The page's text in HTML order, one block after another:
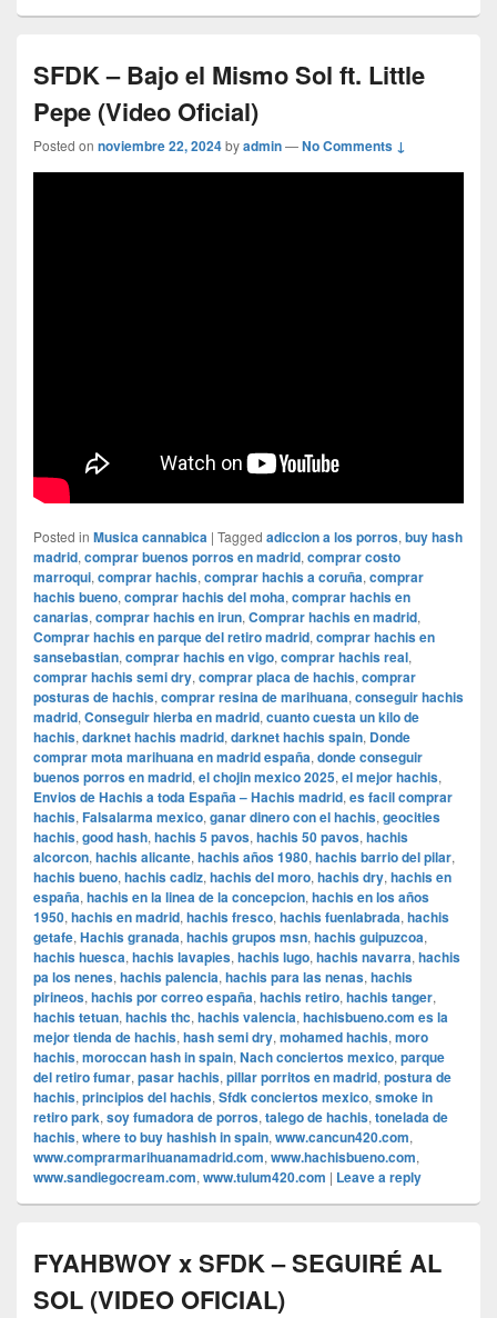
SFDK – Bajo el Mismo Sol ft. Little
Pepe (Video Oficial)
Posted on noviembre 22, 2024byadmin—No Comments ↓
Posted in Musica cannabica | Tagged adiccion a los porros, buy hash
madrid, comprar buenos porros en madrid, comprar costo
marroqui, comprar hachis, comprar hachis a coruña, comprar
hachis bueno, comprar hachis del moha, comprar hachis en
canarias, comprar hachis en irun, Comprar hachis en madrid,
Comprar hachis en parque del retiro madrid, comprar hachis en
sansebastian, comprar hachis en vigo, comprar hachis real,
comprar hachis semi dry, comprar placa de hachis, comprar
posturas de hachis, comprar resina de marihuana, conseguir hachis
madrid, Conseguir hierba en madrid, cuanto cuesta un kilo de
hachis, darknet hachis madrid, darknet hachis spain, Donde
comprar mota marihuana en madrid españa, donde conseguir
buenos porros en madrid, el chojin mexico 2025, el mejor hachis,
Envios de Hachis a toda España – Hachis madrid, es facil comprar
hachis, Falsalarma mexico, ganar dinero con el hachis, geocities
hachis, good hash, hachis 5 pavos, hachis 50 pavos, hachis
alcorcon, hachis alicante, hachis años 1980, hachis barrio del pilar,
hachis bueno, hachis cadiz, hachis del moro, hachis dry, hachis en
españa, hachis en la linea de la concepcion, hachis en los años
1950, hachis en madrid, hachis fresco, hachis fuenlabrada, hachis
getafe, Hachis granada, hachis grupos msn, hachis guipuzcoa,
hachis huesca, hachis lavapies, hachis lugo, hachis navarra, hachis
pa los nenes, hachis palencia, hachis para las nenas, hachis
pirineos, hachis por correo españa, hachis retiro, hachis tanger,
hachis tetuan, hachis thc, hachis valencia, hachisbueno.com es la
mejor tienda de hachis, hash semi dry, mohamed hachis, moro
hachis, moroccan hash in spain, Nach conciertos mexico, parque
del retiro fumar, pasar hachis, pillar porritos en madrid, postura de
hachis, principios del hachis, Sfdk conciertos mexico, smoke in
retiro park, soy fumadora de porros, talego de hachis, tonelada de
hachis, where to buy hashish in spain, www.cancun420.com,
www.comprarmarihuanamadrid.com, www.hachisbueno.com,
www.sandiegocream.com, www.tulum420.com | Leave a reply
FYAHBWOY x SFDK – SEGUIRÉ AL
SOL (VIDEO OFICIAL)